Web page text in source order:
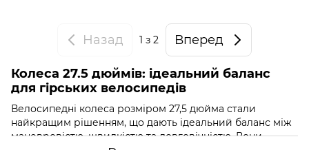
Назад 1 з 2 Вперед
Колеса 27.5 дюймів: ідеальний баланс
для гірських велосипедів
Велосипедні колеса розміром 27,5 дюйма стали
найкращим рішенням, що дають ідеальний баланс між
маневровістю, швидкістю та довговічністю. Вони